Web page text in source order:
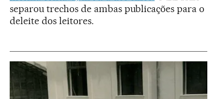
separou trechos de ambas publicações para o
deleite dos leitores.